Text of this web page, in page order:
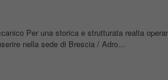
Per una storica e strutturata realta
nella sede di Brescia / Adro...